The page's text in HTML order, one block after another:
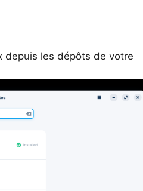
depuis les dépôts de votre